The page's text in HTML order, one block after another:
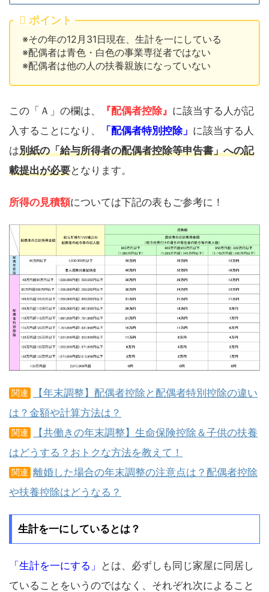
ポイント
※その年の12月31日現在、生計を一にしている
※配偶者は青色・白色の事業専従者ではない
※配偶者は他の人の扶養親族になっていない
この「Ａ」の欄は、 『配偶者控除』 に該当する人が記
入することになり、
「配偶者特別控除」 に該当する人
は別紙の「給与所得者の配偶者控除等申告書」への記
載提出が必要となります。
所得の見積額については下記の表もご参考に！
関連
【年末調整】配偶者控除と配偶者特別控除の違い
は？金額や計算方法は？
関連
【共働きの年末調整】生命保険控除＆子供の扶養
はどうする？おトクな方法を教えて！
関連 離婚した場合の年末調整の注意点は？配偶者控除
や扶養控除はどうなる？
生計を一にしているとは？
「生計を一にする」
とは、必ずしも同じ家屋に同居し
ていることをいうのではなく、それぞれ次によること